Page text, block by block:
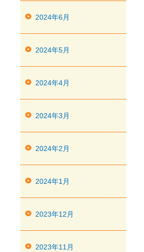
2024年6月
2024年5月
2024年4月
2024年3月
2024年2月
2024年1月
2023年12月
2023年11月